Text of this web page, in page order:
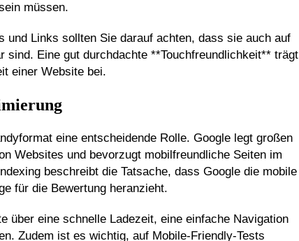
müssen.
und Links sollten Sie darauf achten, dass sie auch auf
sind. Eine gut durchdachte **Touchfreundlichkeit** trägt
einer Website bei.
eine entscheidende Rolle. Google legt großen
Websites und bevorzugt mobilfreundliche Seiten im
beschreibt die Tatsache, dass Google die mobile
für die Bewertung heranzieht.
über eine schnelle Ladezeit, eine einfache Navigation
Zudem ist es wichtig, auf Mobile-Friendly-Tests